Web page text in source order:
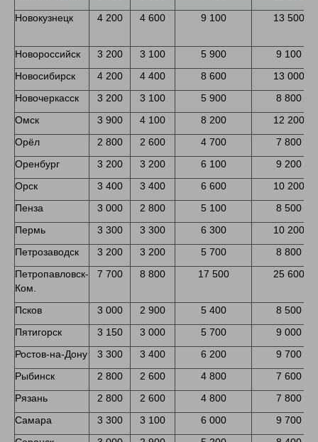
Новокузнецк
4 200 4 600 9 100 13 500
Новороссийск 3 200 3 100 5 900
9 100
Новосибирск
4 200 4 400 8 600
13 000
Новочеркасск
3 200 3 100 5 900
8 800
Омск
3 900 4 100 8 200
12 200
Орёл
2 800 2 600 4 700
7 800
Оренбург
3 200 3 200 6 100
9 200
Орск
3 400 3 400 6 600
10 200
Пенза
3 000 2 800 5 100
8 500
Пермь
3 300 3 300 6 300
10 200
Петрозаводск
3 200 3 200 5 700
8 800
Петропавловск-
Ком.
7 700 8 800 17 500 25 600
Псков 3 000 2 900 5 400
8 500
Пятигорск
3 150 3 000 5 700
9 000
Ростов-на-Дону
3 300 3 400 6 200
9 700
Рыбинск
2 800 2 600 4 800
7 600
Рязань
2 800 2 600 4 800
7 800
Самара
3 300 3 100 6 000
9 700